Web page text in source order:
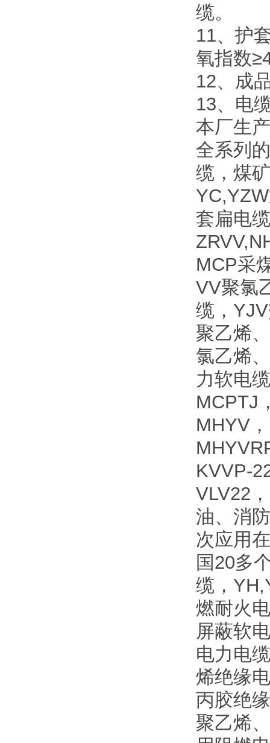
缆。
11、护
氧指数
12、成
13、电
本厂生
全系列
缆，煤
套扁电
MCP采
VV聚氯
缆，
聚乙烯
氯乙烯
力软电
MCPTJ
MHYV
KVVP-
VLV22
油、消
次应用
国20多
缆，
燃耐火
屏蔽软
电力电
烯绝缘
丙胶绝
聚乙烯